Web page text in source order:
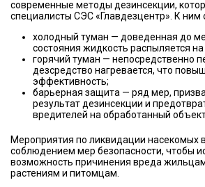
современные методы дезинсекции,
специалисты СЭС «Главдезцентр». К ним
холодный туман — доведенная до
состояния жидкость распыляется
горячий туман — непосредственно
дезсредство нагревается, что
эффективность;
барьерная защита — ряд мер,
результат дезинсекции и
вредителей на обработанный
Мероприятия по ликвидации насекомых
соблюдением мер безопасности, чтобы
возможность причинения вреда
растениям и питомцам.